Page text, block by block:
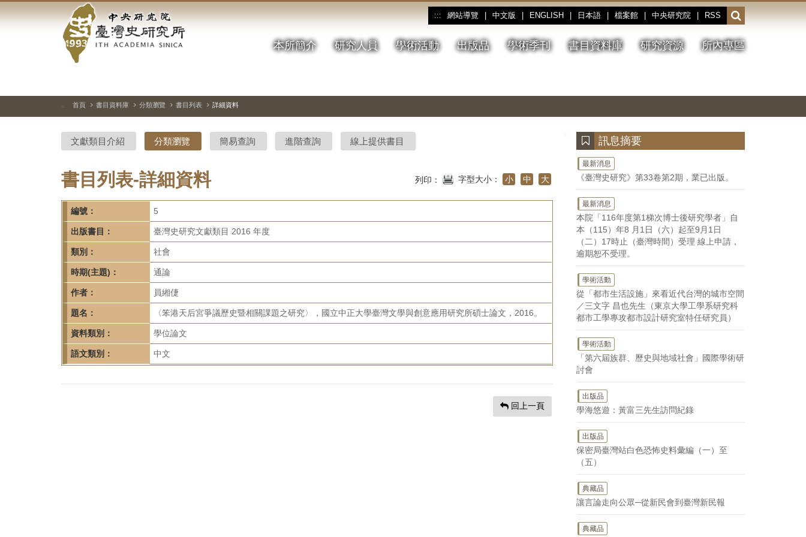
到
中
央
研
院-
臺
灣
史
研
究
所-
首
頁
::: 網站導覽 中文版 ENGLISH 日本語 檔案館 中央研究院 RSS
開
啟
或
收
本所簡介 研究人員 學術活動 出版品 學術季刊 書目資料庫 研究資源 所內專區
停、
圖
圖
結
::: 首頁 書目資料庫 分類瀏覽 書目列表 詳細資料
文獻類目介紹 分類瀏覽 簡易查詢 進階查詢 線上提供書目
書目列表-詳細資料 列印： 字型大小： 小 中 大
編號： 5
出版書目： 臺灣史研究文獻類目 2016 年度
類別： 社會
時期(主題)： 通論
作者： 員緗倢
題名： 〈笨港天后宮爭議歷史暨相關課題之研究〉，國立中正大學臺灣文學與創意應用研究所碩士論文，2016。
資料類別： 學位論文
語文類別： 中文
回上一頁
訊息摘要
最新消息
《臺灣史研究》第33卷第2期，業已出版。
最新消息
本院「116年度第1梯次博士後研究學者」自
本（115）年8 月1日（六）起至9月1日
（二）17時止（臺灣時間）受理 線上申請，
逾期恕不受理。
學術活動
從「都市生活設施」來看近代台灣的城市空間
／三文字 昌也先生（東京大學工學系研究科
都市工學專攻都市設計研究室特任研究員）
學術活動
「第六屆族群、歷史與地域社會」國際學術研
討會
出版品
學海悠遊：黃富三先生訪問紀錄
出版品
保密局臺灣站白色恐怖史料彙編（一）至
（五）
典藏品
讓言論走向公眾─從新民會到臺灣新民報
典藏品